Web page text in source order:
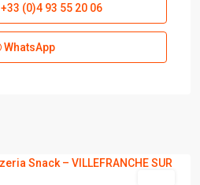
+33 (0)4 93 55 20 06
WhatsApp